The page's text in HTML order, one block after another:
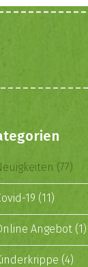
(77)
19 (11)
Angebot (1)
(4)